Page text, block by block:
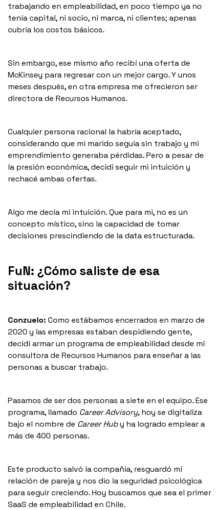
trabajando en empleabilidad, en poco tiempo ya no
tenía capital, ni socio, ni marca, ni clientes; apenas
cubría los costos básicos.
Sin embargo, ese mismo año recibí una oferta de
McKinsey para regresar con un mejor cargo. Y unos
meses después, en otra empresa me ofrecieron ser
directora de Recursos Humanos.
Cualquier persona racional la habría aceptado,
considerando que mi marido seguía sin trabajo y mi
emprendimiento generaba pérdidas. Pero a pesar de
la presión económica, decidí seguir mi intuición y
rechacé ambas ofertas.
Algo me decía mi intuición. Que para mi, no es un
concepto místico, sino la capacidad de tomar
decisiones prescindiendo de la data estructurada.
FuN: ¿Cómo saliste de esa
situación?
Conzuelo: Como estábamos encerrados en marzo de
2020 y las empresas estaban despidiendo gente,
decidí armar un programa de empleabilidad desde mi
consultora de Recursos Humanos para enseñar a las
personas a buscar trabajo.
Pasamos de ser dos personas a siete en el equipo. Ese
programa, llamado Career Advisory, hoy se digitaliza
bajo el nombre de Career Huby ha logrado emplear a
más de 400 personas.
Este producto salvó la compañía, resguardó mi
relación de pareja y nos dio la seguridad psicológica
para seguir creciendo. Hoy buscamos que sea el primer
SaaS de empleabilidad en Chile.